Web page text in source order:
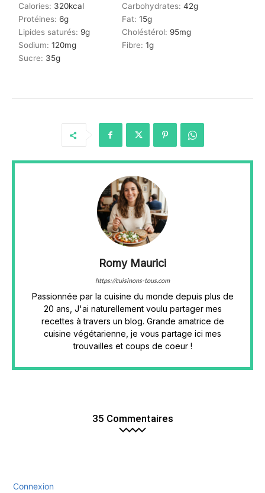
Calories: 320kcal Carbohydrates: 42g
Protéines: 6g Fat: 15g
Lipides saturés: 9g Choléstérol: 95mg
Sodium: 120mg Fibre: 1g
Sucre: 35g
Romy Maurici
https://cuisinons-tous.com
Passionnée par la cuisine du monde depuis plus de
20 ans, J'ai naturellement voulu partager mes
recettes à travers un blog. Grande amatrice de
cuisine végétarienne, je vous partage ici mes
trouvailles et coups de coeur !
35 Commentaires
Connexion